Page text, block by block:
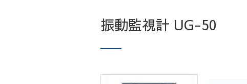
振動監視計 UG-50